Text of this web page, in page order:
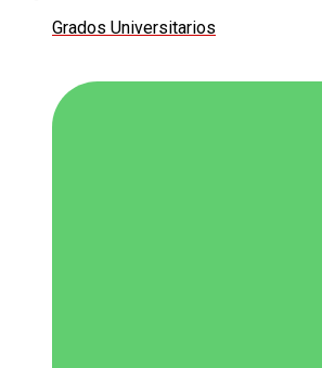
Grados Universitarios